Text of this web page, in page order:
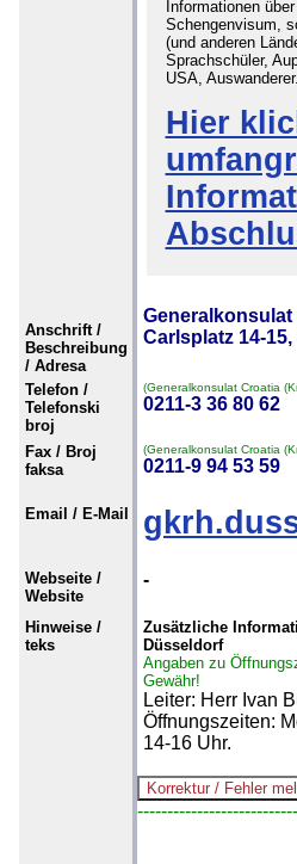
Informationen
Schengenvisum,
(und anderen
Sprachschüler,
USA,
Hier
Anschrift /
Beschreibung
/ Adresa
Carlsplatz 14-
Telefon /
Telefonski
broj
(Generalkonsulat Croatia
0211-3 36 80 62
Fax / Broj
faksa
(Generalkonsulat Croatia
0211-9 94 53 59
Email / E-Mail
Webseite /
Website
-
Hinweise /
teks
Zusätzliche
Düsseldorf
Angaben zu
Gewähr!
Leiter: Herr Ivan
Öffnungszeiten:
14-16 Uhr.